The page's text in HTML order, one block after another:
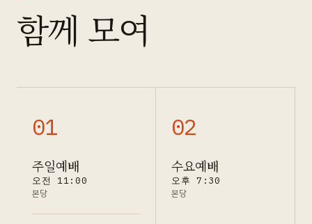
함께 모여
01
주일예배
오전 11:00
본당
02
수요예배
오후 7:30
본당